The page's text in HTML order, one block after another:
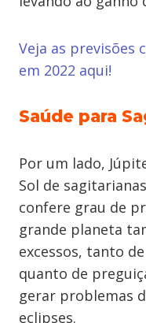
Veja as previsões
em 2022 aqui!
Saúde para
Por um lado,
Sol de
confere grau de
grande planeta
excessos, tanto
quanto de
gerar problemas
eclipses.